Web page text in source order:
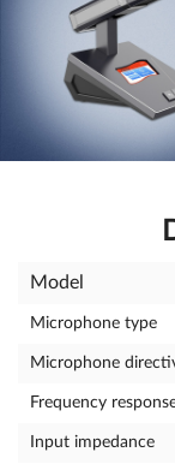
Model
Microphone type
Microphone
Frequency
Input impedance